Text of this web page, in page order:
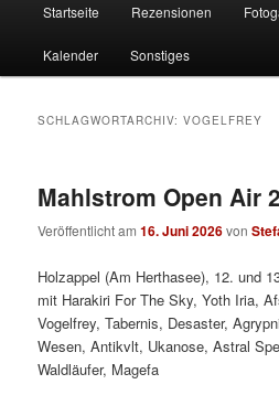
Startseite Rezensionen
Kalender Sonstiges
SCHLAGWORTARCHIV:VOGELFREY
Mahlstrom Open Air
Veröffentlicht am16. Juni 2026von
Holzappel (Am Herthasee), 12. und
mit Harakiri For The Sky, Yoth Iria,
Vogelfrey, Tabernis, Desaster,
Wesen, Antikvlt, Ukanose, Astral
Waldläufer, Magefa